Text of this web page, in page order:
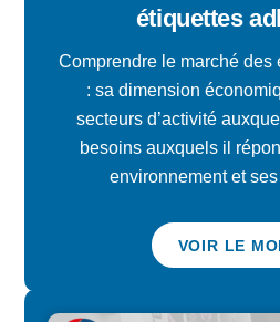
étiquettes
Comprendre le marché des
: sa dimension
secteurs d’activité
besoins auxquels il
environnement et
VOIR LE